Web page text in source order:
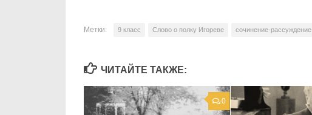
Метки: 9 класс Слово о полку Игореве сочинение-рассуждение
ЧИТАЙТЕ ТАКЖЕ:
0